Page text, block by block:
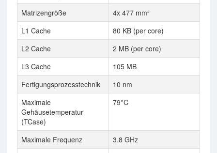
Matrizengröße
4x 477 mm²
L1 Cache
80 KB (per core)
L2 Cache
2 MB (per core)
L3 Cache
105 MB
Fertigungsprozesstechnik
10 nm
Maximale
Gehäusetemperatur
(TCase)
79°C
Maximale Frequenz
3.8 GHz